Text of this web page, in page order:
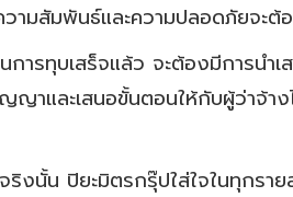
ามสัมพันธ์และความปลอดภัยจะ
นการทุบเสร็จแล้ว จะต้องมีการ
ญาและเสนอขั้นตอนให้กับผู้ว่าจ้
งนั้น ปิยะมิตรกรุ๊ปใส่ใจในทุกรา